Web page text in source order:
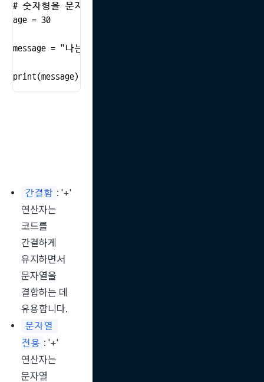
# 숫자형을 문자열로 변환하여 연결
age = 30
message = "나는 " + str(age) + "살입니다."
print(message)  # "나는 30살입니다."
간결함 : '+'
연산자는
코드를
간결하게
유지하면서
문자열을
결합하는 데
유용합니다.
문자열
전용 : '+'
연산자는
문자열